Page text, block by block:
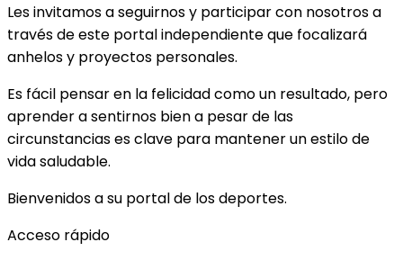
Les invitamos a seguirnos y participar con nosotros a
través de este portal independiente que focalizará
anhelos y proyectos personales.
Es fácil pensar en la felicidad como un resultado, pero
aprender a sentirnos bien a pesar de las
circunstancias es clave para mantener un estilo de
vida saludable.
Bienvenidos a su portal de los deportes.
Acceso rápido